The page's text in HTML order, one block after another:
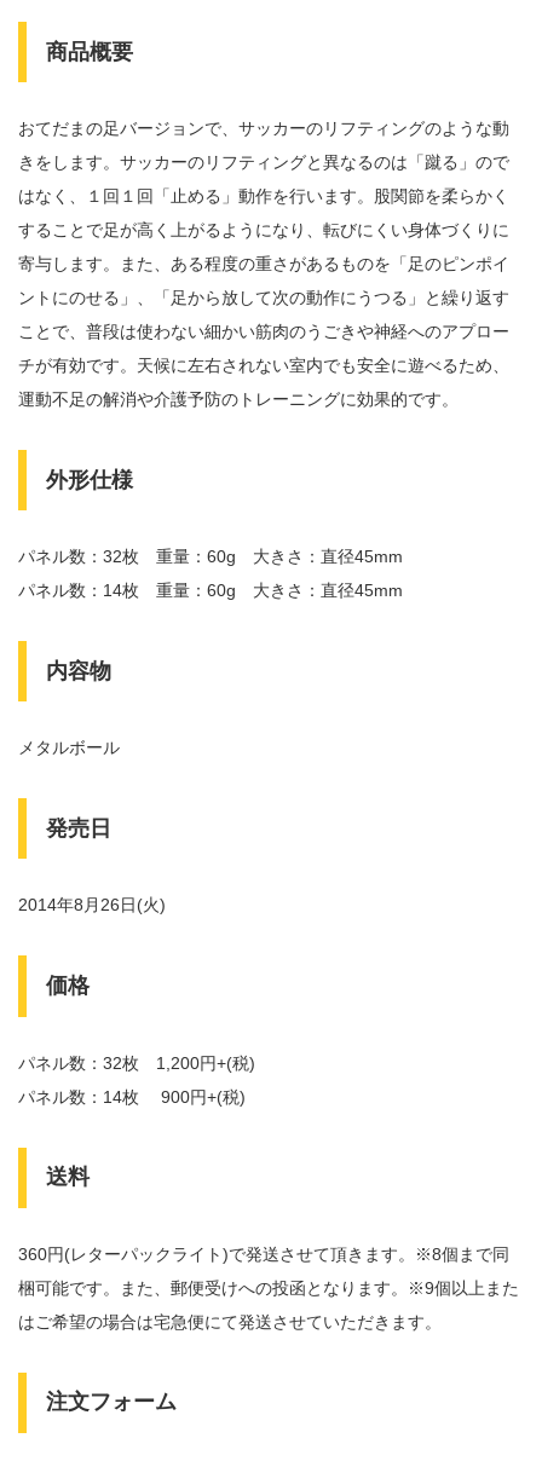
商品概要
おてだまの足バージョンで、サッカーのリフティングのような動
きをします。サッカーのリフティングと異なるのは「蹴る」ので
はなく、１回１回「止める」動作を行います。股関節を柔らかく
することで足が高く上がるようになり、転びにくい身体づくりに
寄与します。また、ある程度の重さがあるものを「足のピンポイ
ントにのせる」、「足から放して次の動作にうつる」と繰り返す
ことで、普段は使わない細かい筋肉のうごきや神経へのアプロー
チが有効です。天候に左右されない室内でも安全に遊べるため、
運動不足の解消や介護予防のトレーニングに効果的です。
外形仕様
パネル数：32枚 重量：60g 大きさ：直径45mm
パネル数：14枚 重量：60g 大きさ：直径45mm
内容物
メタルボール
発売日
2014年8月26日(火)
価格
パネル数：32枚 1,200円+(税)
パネル数：14枚 900円+(税)
送料
360円(レターパックライト)で発送させて頂きます。※8個まで同
梱可能です。また、郵便受けへの投函となります。※9個以上また
はご希望の場合は宅急便にて発送させていただきます。
注文フォーム